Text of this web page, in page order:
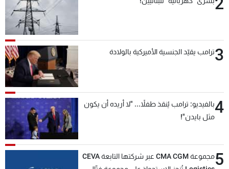
3ترامب يقيّد الجنسية الأميركية بالولادة
4بالفيديو: ترامب يُنقذ طفلاً... "لا أريده أن يكون
مثل بايدن"!
5
مجموعة CMA CGM عبر شركتها التابعة CEVA